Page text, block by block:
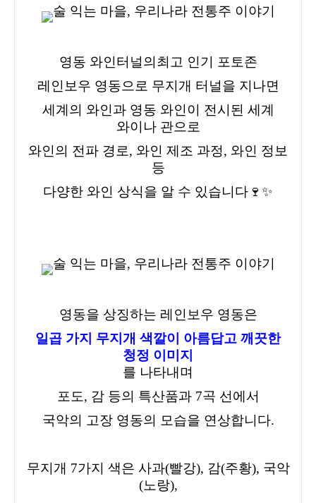
영동 와인터널의최고 인기 포토존
레인보우 영동으로 무지개 터널을 지나면
세계의 와인과 영동 와인이 전시된 세계
와이나 관으로
와인의 전파 경로, 와인 제조 과정, 와인 정보
등
다양한 와인 상식을 알 수 있습니다🍷✨
영동을 상징하는 레인보우 영동은
일곱 가지 무지개 색깔이 아름답고 깨끗한
청정 이미지
를 나타내며
포도, 감 등의 특산품과 7곡 선에서
국악의 고장 영동의 모습을 연상합니다.
무지개 7가지 색은 사과(빨강), 감(주황), 국악
(노랑),